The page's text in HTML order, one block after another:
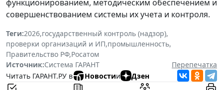
функционированием, методическим обеспечением и
совершенствованием системы их учета и контроля.
Теги:2026,государственный контроль (надзор),
проверки организаций и ИП,промышленность,
Правительство РФ,Росатом
Источник:Система ГАРАНТ
Перепечатка
Читать ГАРАНТ.РУ в
Новостии Дзен